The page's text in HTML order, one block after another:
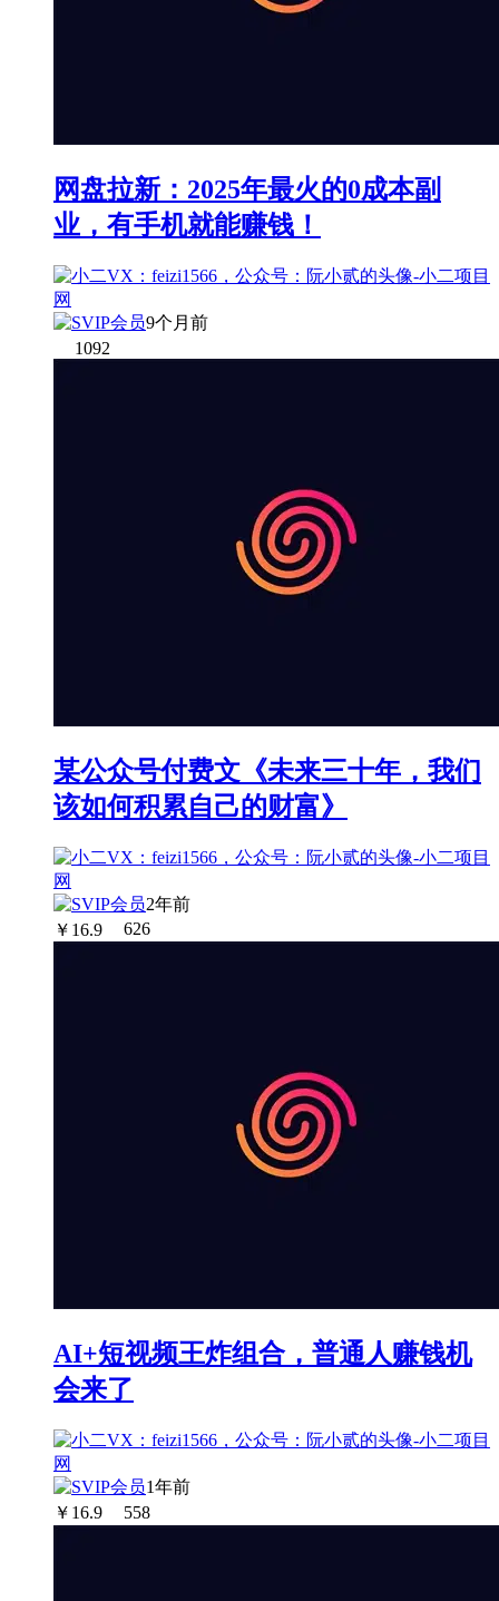
网盘拉新：2025年最火的0成本副
业，有手机就能赚钱！
9个月前
1092
某公众号付费文《未来三十年，我们
该如何积累自己的财富》
2年前
￥ 16.9 626
AI+短视频王炸组合，普通人赚钱机
会来了
1年前
￥ 16.9 558